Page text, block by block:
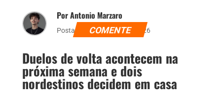
Por Antonio Marzaro
Postado dia 4 de julho de 2026
COMENTE
Duelos de volta acontecem na
próxima semana e dois
nordestinos decidem em casa